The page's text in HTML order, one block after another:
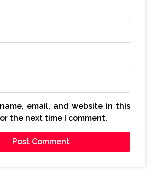
email, and website in this
the next time I comment.